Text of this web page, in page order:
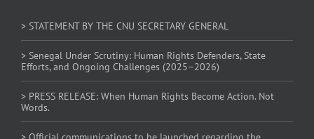
> STATEMENT BY THE CNU SECRETARY GENERAL
> Senegal Under Scrutiny: Human Rights Defenders, State
Efforts, and Ongoing Challenges (2025–2026)
> PRESS RELEASE: When Human Rights Become Action. Not
Words.